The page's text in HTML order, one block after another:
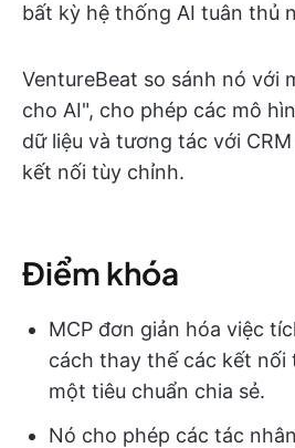
bất kỳ hệ thống AI tuân thủ
VentureBeat so sánh nó với
cho AI", cho phép các mô
dữ liệu và tương tác với
kết nối tùy chỉnh.
Điểm khóa
MCP đơn giản hóa việc
cách thay thế các kết nối
một tiêu chuẩn chia sẻ.
Nó cho phép các tác